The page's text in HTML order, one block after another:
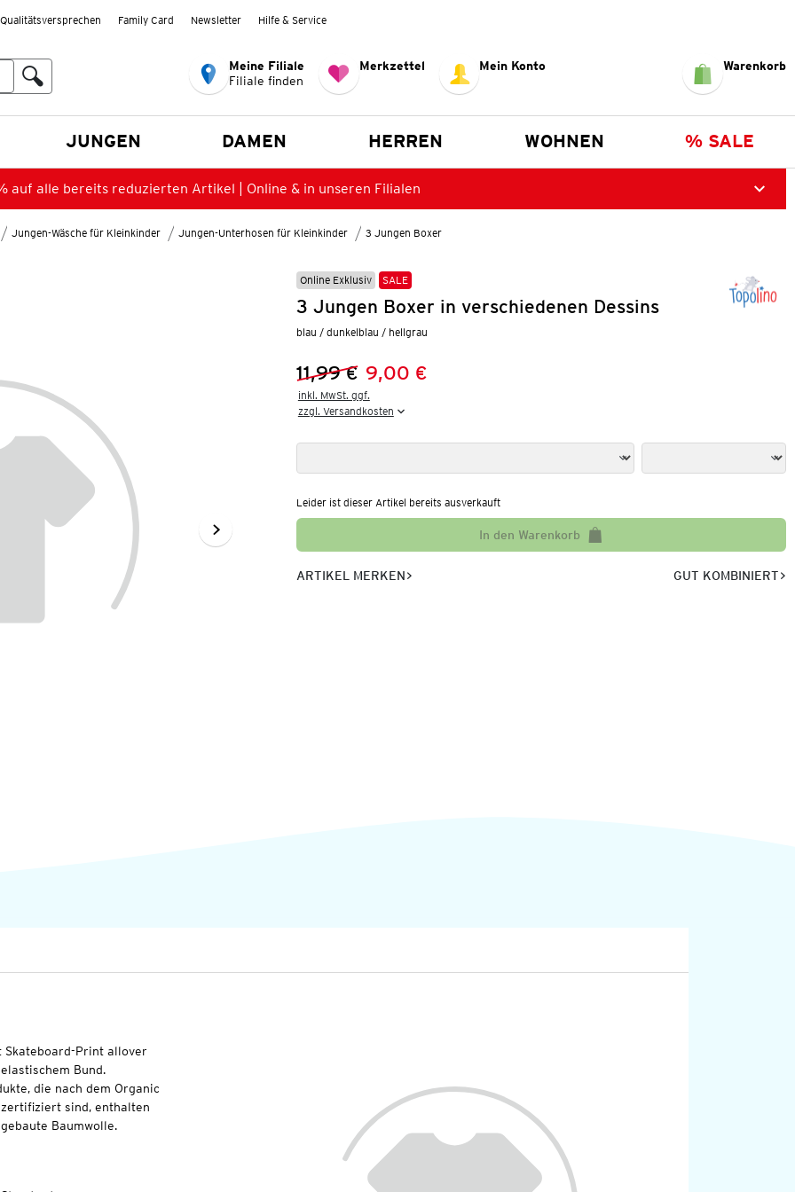
Qualitätsversprechen Family Card Newsletter Hilfe & Service
Meine Filiale
Filiale finden
Merkzettel Mein Konto Warenkorb
JUNGEN DAMEN HERREN WOHNEN % SALE
auf alle bereits reduzierten Artikel | Online & in unseren Filialen
Jungen-Wäsche für Kleinkinder Jungen-Unterhosen für Kleinkinder 3 Jungen Boxer
Online Exklusiv SALE
3 Jungen Boxer in verschiedenen Dessins
blau / dunkelblau / hellgrau
Vorheriger Preis:
11,99 €
Neuer Preis:
9,00 €
inkl. MwSt. ggf.
zzgl. Versandkosten
Leider ist dieser Artikel bereits ausverkauft
In den Warenkorb
ARTIKEL MERKEN GUT KOMBINIERT
Print allover
Bund.
die nach dem Organic
sind, enthalten
Baumwolle.